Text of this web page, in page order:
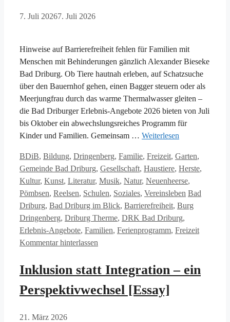
7. Juli 20267. Juli 2026
Hinweise auf Barrierefreiheit fehlen für Familien mit
Menschen mit Behinderungen gänzlich Alexander Bieseke
Bad Driburg. Ob Tiere hautnah erleben, auf Schatzsuche
über den Bauernhof gehen, einen Bagger steuern oder als
Meerjungfrau durch das warme Thermalwasser gleiten –
die Bad Driburger Erlebnis-Angebote 2026 bieten von Juli
bis Oktober ein abwechslungsreiches Programm für
Kinder und Familien. Gemeinsam … Weiterlesen
Kategorien
BDiB, Bildung, Dringenberg, Familie, Freizeit, Garten,
Gemeinde Bad Driburg, Gesellschaft, Haustiere, Herste,
Kultur, Kunst, Literatur, Musik, Natur, Neuenheerse,
Pömbsen, Reelsen, Schulen, Soziales, Vereinsleben Schlagwörter
Bad
Driburg, Bad Driburg im Blick, Barrierefreiheit, Burg
Dringenberg, Driburg Therme, DRK Bad Driburg,
Erlebnis-Angebote, Familien, Ferienprogramm, Freizeit
Kommentar hinterlassen
Inklusion statt Integration – ein
Perspektivwechsel [Essay]
21. März 2026